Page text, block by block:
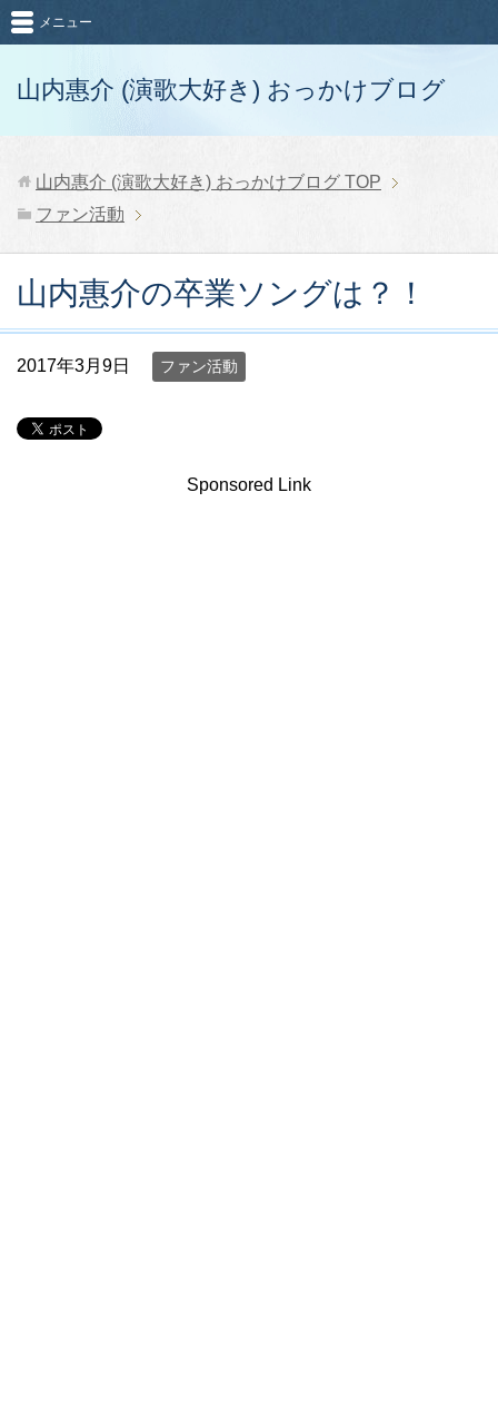
山内惠介 (演歌大好き) おっかけブログ
メニュー
山内惠介 (演歌大好き) おっかけブログ TOP
ファン活動
山内惠介の卒業ソングは？！
2017年3月9日 ファン活動
Sponsored Link